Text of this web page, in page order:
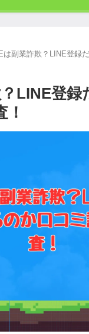
は副業詐欺？LINE登録
LINE登